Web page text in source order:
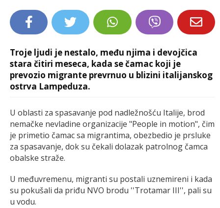
Troje ljudi je nestalo, među njima i devojčica
stara čitiri meseca, kada se čamac koji je
prevozio migrante prevrnuo u blizini italijanskog
ostrva Lampeduza.
U oblasti za spasavanje pod nadležnošću Italije, brod
nemačke nevladine organizacije "People in motion", čim
je primetio čamac sa migrantima, obezbedio je prsluke
za spasavanje, dok su čekali dolazak patrolnog čamca
obalske straže.
U međuvremenu, migranti su postali uznemireni i kada
su pokušali da priđu NVO brodu ''Trotamar III'', pali su
u vodu.